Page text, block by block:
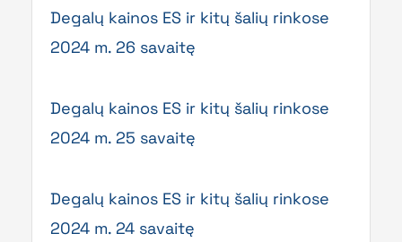
Degalų kainos ES ir kitų šalių rinkose
2024 m. 26 savaitę
Degalų kainos ES ir kitų šalių rinkose
2024 m. 25 savaitę
Degalų kainos ES ir kitų šalių rinkose
2024 m. 24 savaitę